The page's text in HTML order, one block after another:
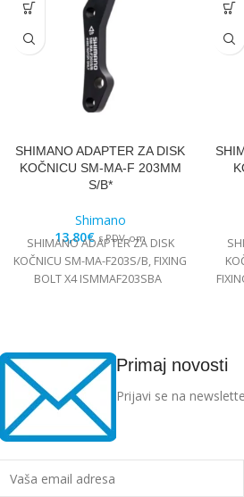
SHIMANO ADAPTER ZA DISK
KOČNICU SM-MA-F 203MM
S/B*
Shimano
13,80€ s PDV-om
SHIMANO ADAPTER ZA DISK
KOČNICU SM-MA-F203S/B, FIXING
BOLT X4 ISMMAF203SBA
Primaj novosti
Prijavi se na